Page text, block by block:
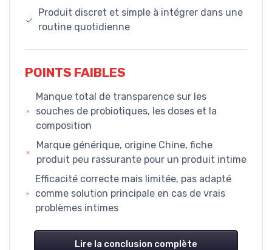
Produit discret et simple à intégrer dans une
routine quotidienne
POINTS FAIBLES
Manque total de transparence sur les
souches de probiotiques, les doses et la
composition
Marque générique, origine Chine, fiche
produit peu rassurante pour un produit intime
Efficacité correcte mais limitée, pas adapté
comme solution principale en cas de vrais
problèmes intimes
Lire la conclusion complète